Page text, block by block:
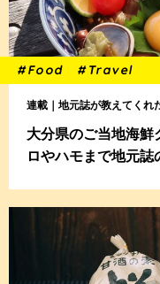
#Food #Travel
連載｜地元誌が教えてくれ
大分県のご当地海鮮
ロやハモまで地元誌